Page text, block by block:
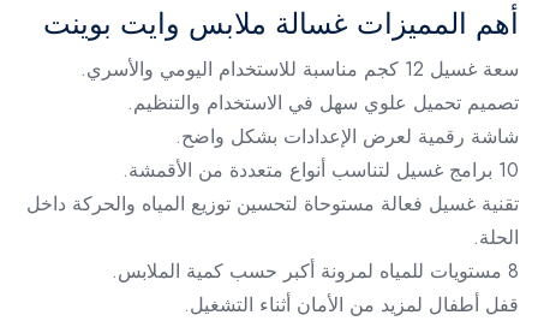
أهم المميزات غسالة ملابس وايت بوينت
سعة غسيل 12 كجم مناسبة للاستخدام اليومي والأسري.
تصميم تحميل علوي سهل في الاستخدام والتنظيم.
شاشة رقمية لعرض الإعدادات بشكل واضح.
10 برامج غسيل لتناسب أنواع متعددة من الأقمشة.
تقنية غسيل فعالة مستوحاة لتحسين توزيع المياه والحركة داخل
الحلة.
8 مستويات للمياه لمرونة أكبر حسب كمية الملابس.
قفل أطفال لمزيد من الأمان أثناء التشغيل.